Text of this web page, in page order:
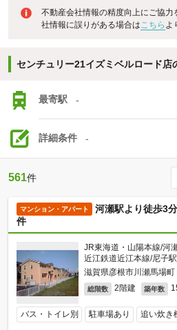
不動産会社情報の精度向上にご協
社情報に誤りがある場合はこちら よ
センチュリー21イズミベルロード店
最寄駅 -
詳細条件 -
561件
マンション・アパート
河瀬駅より徒歩3
件
JR東海道・山陽本線/河
近江鉄道近江本線/尼子
滋賀県彦根市川瀬馬場町
総階数 2階建 築年数
バス・トイレ別 駐車場あり 追い炊き